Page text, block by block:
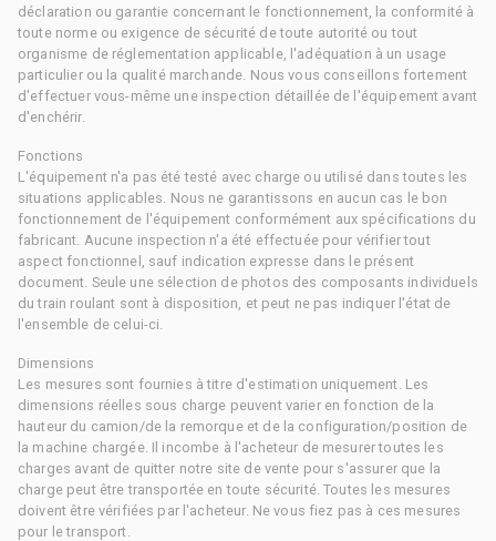
déclaration ou garantie concernant le fonctionnement, la conformité à
toute norme ou exigence de sécurité de toute autorité ou tout
organisme de réglementation applicable, l'adéquation à un usage
particulier ou la qualité marchande. Nous vous conseillons fortement
d'effectuer vous-même une inspection détaillée de l'équipement avant
d'enchérir.
Fonctions
L'équipement n'a pas été testé avec charge ou utilisé dans toutes les
situations applicables. Nous ne garantissons en aucun cas le bon
fonctionnement de l'équipement conformément aux spécifications du
fabricant. Aucune inspection n'a été effectuée pour vérifier tout
aspect fonctionnel, sauf indication expresse dans le présent
document. Seule une sélection de photos des composants individuels
du train roulant sont à disposition, et peut ne pas indiquer l'état de
l'ensemble de celui-ci.
Dimensions
Les mesures sont fournies à titre d'estimation uniquement. Les
dimensions réelles sous charge peuvent varier en fonction de la
hauteur du camion/de la remorque et de la configuration/position de
la machine chargée. Il incombe à l'acheteur de mesurer toutes les
charges avant de quitter notre site de vente pour s'assurer que la
charge peut être transportée en toute sécurité. Toutes les mesures
doivent être vérifiées par l'acheteur. Ne vous fiez pas à ces mesures
pour le transport.